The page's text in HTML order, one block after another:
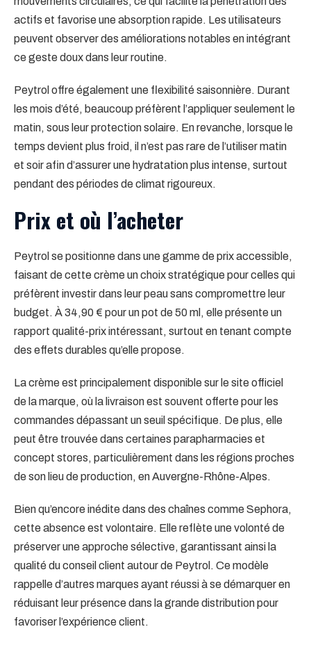
actifs et favorise une absorption rapide. Les utilisateurs
peuvent observer des améliorations notables en intégrant
ce geste doux dans leur routine.
Peytrol offre également une flexibilité saisonnière. Durant
les mois d’été, beaucoup préfèrent l’appliquer seulement le
matin, sous leur protection solaire. En revanche, lorsque le
temps devient plus froid, il n’est pas rare de l’utiliser matin
et soir afin d’assurer une hydratation plus intense, surtout
pendant des périodes de climat rigoureux.
Prix et où l’acheter
Peytrol se positionne dans une gamme de prix accessible,
faisant de cette crème un choix stratégique pour celles qui
préfèrent investir dans leur peau sans compromettre leur
budget. À 34,90 € pour un pot de 50 ml, elle présente un
rapport qualité-prix intéressant, surtout en tenant compte
des effets durables qu’elle propose.
La crème est principalement disponible sur le site officiel
de la marque, où la livraison est souvent offerte pour les
commandes dépassant un seuil spécifique. De plus, elle
peut être trouvée dans certaines parapharmacies et
concept stores, particulièrement dans les régions proches
de son lieu de production, en Auvergne-Rhône-Alpes.
Bien qu’encore inédite dans des chaînes comme Sephora,
cette absence est volontaire. Elle reflète une volonté de
préserver une approche sélective, garantissant ainsi la
qualité du conseil client autour de Peytrol. Ce modèle
rappelle d’autres marques ayant réussi à se démarquer en
réduisant leur présence dans la grande distribution pour
favoriser l’expérience client.